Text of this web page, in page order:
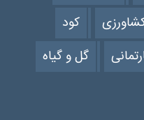
کود
گل و گیاه